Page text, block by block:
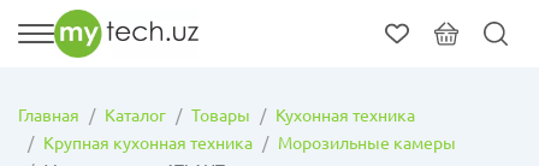
Главная Каталог Товары
Кухонная техника
Крупная кухонная техника
Морозильные камеры